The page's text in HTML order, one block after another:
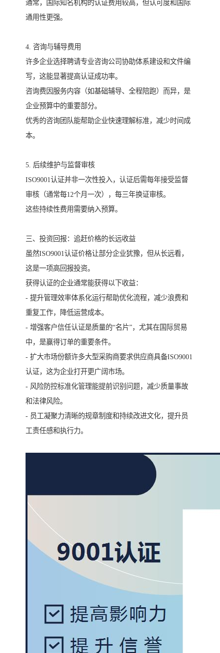
通常，国际知名机构的认证费用较高，但认可度和国际
通用性更强。
4. 咨询与辅导费用
许多企业选择聘请专业咨询公司协助体系建设和文件编
写，这能显著提高认证成功率。
咨询费因服务内容（如基础辅导、全程陪跑）而异，是
企业预算中的重要部分。
优秀的咨询团队能帮助企业快速理解标准，减少时间成
本。
5. 后续维护与监督审核
ISO9001认证并非一次性投入，认证后需每年接受监督
审核（通常每12个月一次），每三年换证审核。
这些持续性费用需要纳入预算。
三、投资回报：追赶价格的长远收益
虽然ISO9001认证价格让部分企业犹豫，但从长远看，
这是一项高回报投资。
获得认证的企业通常能获得以下收益：
- 提升管理效率体系化运行帮助优化流程，减少浪费和
重复工作，降低运营成本。
- 增强客户信任认证是质量的“名片”，尤其在国际贸易
中，是赢得订单的重要条件。
- 扩大市场份额许多大型采购商要求供应商具备ISO9001
认证，这为企业打开更广阔市场。
- 风险防控标准化管理能提前识别问题，减少质量事故
和法律风险。
- 员工凝聚力清晰的规章制度和持续改进文化，提升员
工责任感和执行力。